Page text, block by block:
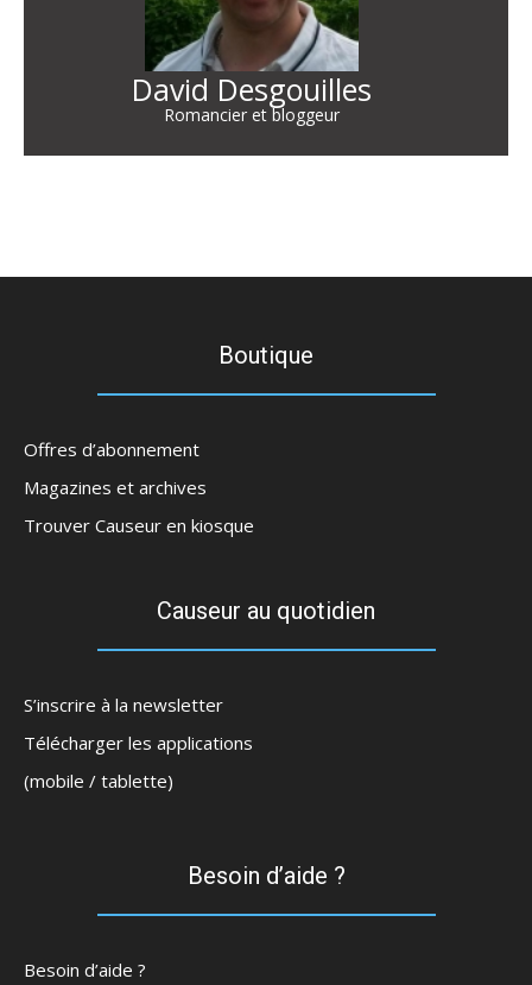
David Desgouilles
Romancier et bloggeur
Boutique
Offres d’abonnement
Magazines et archives
Trouver Causeur en kiosque
Causeur au quotidien
S’inscrire à la newsletter
Télécharger les applications
(mobile / tablette)
Besoin d’aide ?
Besoin d’aide ?